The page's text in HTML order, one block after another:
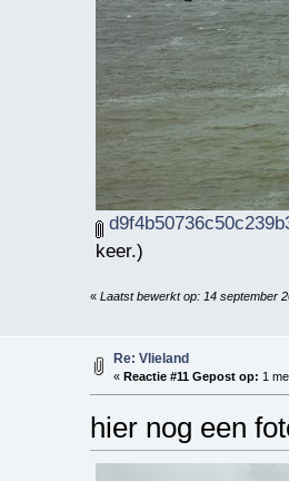
keer.)
« Laatst bewerkt op: 14 september
Re: Vlieland
« Reactie #11 Gepost op: 1
hier nog een